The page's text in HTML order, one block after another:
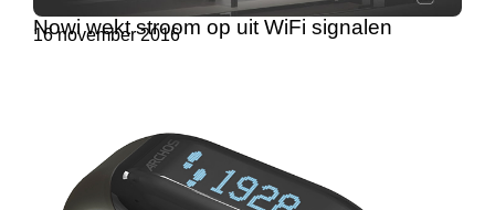
Nowi wekt stroom op uit WiFi signalen
16 november 2016